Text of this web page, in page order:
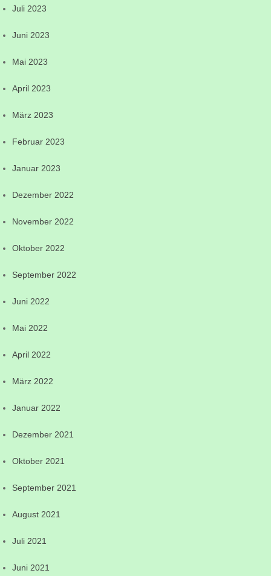
Juli 2023
Juni 2023
Mai 2023
April 2023
März 2023
Februar 2023
Januar 2023
Dezember 2022
November 2022
Oktober 2022
September 2022
Juni 2022
Mai 2022
April 2022
März 2022
Januar 2022
Dezember 2021
Oktober 2021
September 2021
August 2021
Juli 2021
Juni 2021